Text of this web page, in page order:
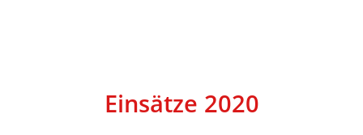
Einsätze 2020